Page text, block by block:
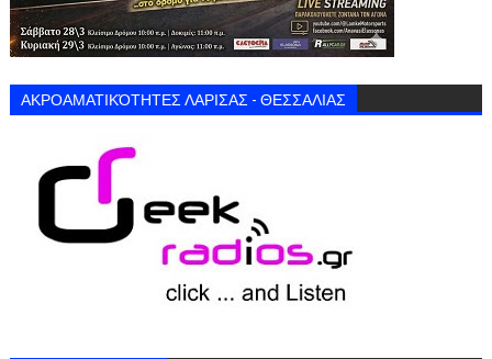
ΑΚΡΟΑΜΑΤΙΚΌΤΗΤΕΣ ΛΑΡΙΣΑΣ - ΘΕΣΣΑΛΙΑΣ